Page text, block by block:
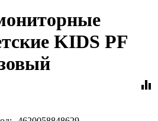
KIDS PF
equalizer